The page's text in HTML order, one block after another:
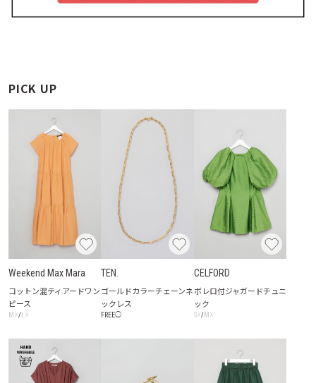
PICK UP
Weekend Max Mara
コットン混ティアードワン
ピース
M ☓/L☓
TEN.
ゴールドカラーチェーンネ
ックレス
FREE◯
CELFORD
ボレロ付ジャガードチュニ
ック
S☓/M ☓